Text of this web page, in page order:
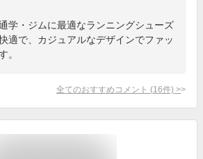
学・ジムに最適なランニングシューズ
適で、カジュアルなデザインでファッ
。
全てのおすすめコメント (16件) >